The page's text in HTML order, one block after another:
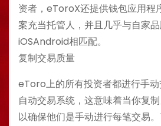
资者，eToroX还提供钱包应用程
案充当托管人，并且几乎与自家
iOSAndroid相匹配。
复制交易质量
eToro上的所有投资者都进行手
自动交易系统，这意味着当你复
以确保他们是手动进行每笔交易